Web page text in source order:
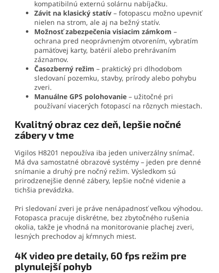
kompatibilnú externú solárnu nabíjačku.
Závit na klasický statív – fotopascu možno upevniť
nielen na strom, ale aj na bežný statív.
Možnosť zabezpečenia visiacim zámkom –
ochrana pred neoprávneným otvorením, vybratím
pamäťovej karty, batérií alebo prehrávaním
záznamov.
Časozberný režim – praktický pri dlhodobom
sledovaní pozemku, stavby, prírody alebo pohybu
zveri.
Manuálne GPS polohovanie – užitočné pri
používaní viacerých fotopascí na rôznych miestach.
Kvalitný obraz cez deň, lepšie nočné
zábery v tme
Vigilos H8201 nepoužíva iba jeden univerzálny snímač.
Má dva samostatné obrazové systémy – jeden pre denné
snímanie a druhý pre nočný režim. Výsledkom sú
prirodzenejšie denné zábery, lepšie nočné videnie a
tichšia prevádzka.
Pri sledovaní zveri je práve nenápadnosť veľkou výhodou.
Fotopasca pracuje diskrétne, bez zbytočného rušenia
okolia, takže je vhodná na monitorovanie plachej zveri,
lesných prechodov aj kŕmnych miest.
4K video pre detaily, 60 fps režim pre
plynulejší pohyb